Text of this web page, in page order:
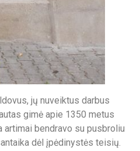
jų nuveiktus darbus
gimė apie 1350 metus
bendravo su pusbroliu
dėl įpėdinystės teisių.